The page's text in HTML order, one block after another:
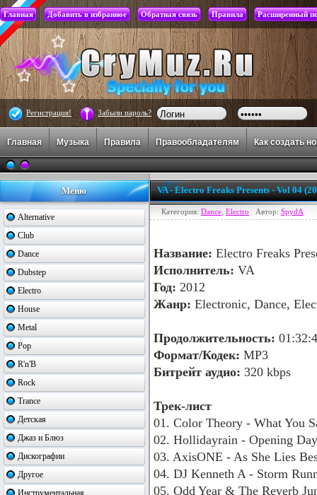
Главная Добавить в избранное Обратная связь Правила Расширенный
Регистрация! Забыли пароль?
Главная Музыка Правила Правообладателям Как создать
Меню
Alternative
Club
Dance
Dubstep
Electro
House
Metal
Pop
R'n'B
Rock
Trance
Детская
Джаз и Блюз
Дискографии
Другое
Инструментальная
VA - Electro Freaks Presents - Vol 04
Категория: Dance Electro Автор: SpydA
Название: Electro Freaks
Исполнитель: VA
Год: 2012
Жанр: Electronic, Dance,
Продолжительность:
Формат/Кодек: MP3
Битрейт аудио: 320 kbps
Трек-лист
01. Color Theory - What You
02. Hollidayrain - Opening
03. AxisONE - As She Lies
04. DJ Kenneth A - Storm
05. Odd Year & The Reverb